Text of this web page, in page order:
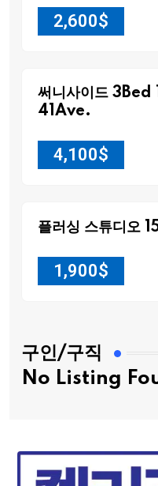
2,600$
써니사이드
41Ave.
4,100$
플러싱 스튜디오
1,900$
구인/구직
No Listing